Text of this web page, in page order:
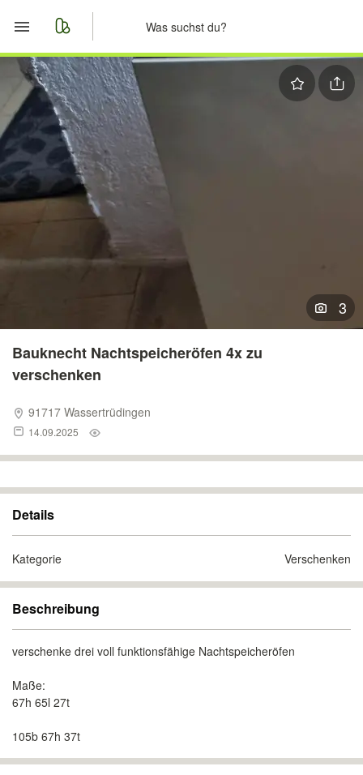
Start
Merkliste
Nachrichten
Anzeige aufgeben
3
Bauknecht Nachtspeicheröfen 4x zu
verschenken
91717 Wassertrüdingen
14.09.2025
Details
Kategorie Verschenken
Beschreibung
verschenke drei voll funktionsfähige Nachtspeicheröfen
Maße:
67h 65l 27t
105b 67h 37t